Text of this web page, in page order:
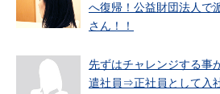
へ復帰！公益財団法人で
さん！！
先ずはチャレンジする事
遣社員⇒正社員として入